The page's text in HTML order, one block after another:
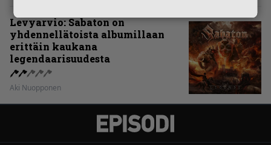
Levyarvio: Sabaton on
yhdennellätoista albumillaan
erittäin kaukana
legendaarisuudesta
Aki Nuopponen